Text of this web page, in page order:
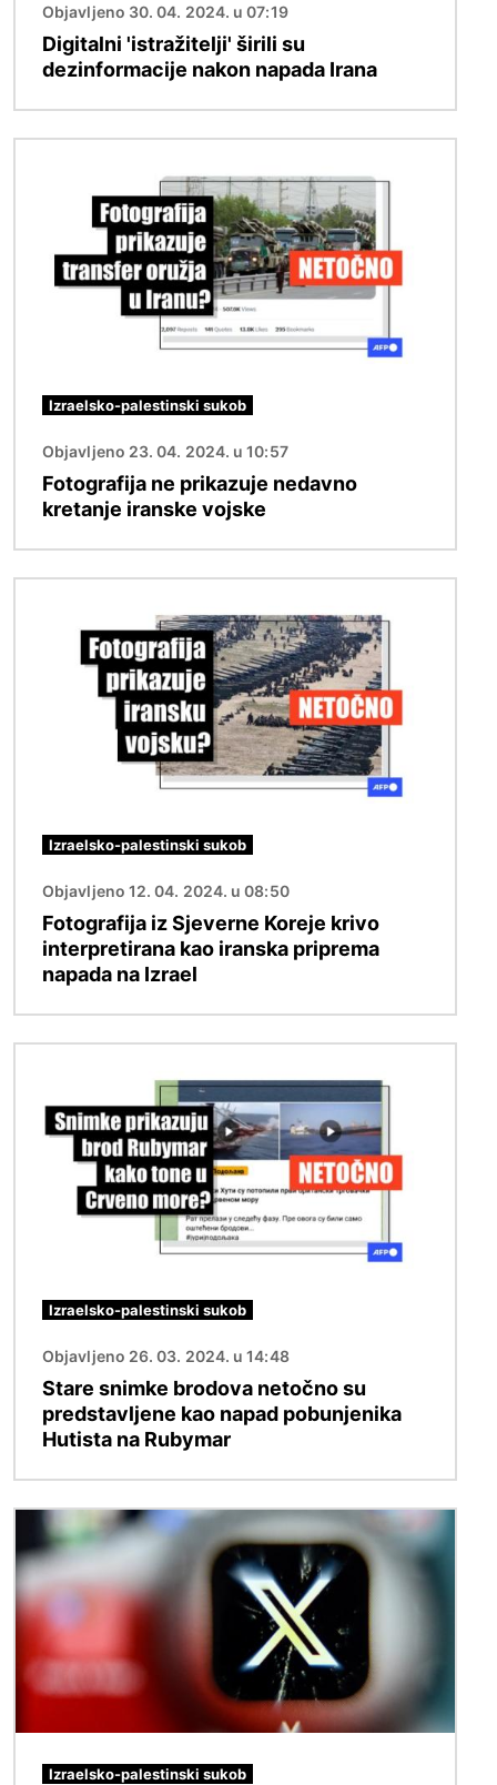
Objavljeno 30. 04. 2024. u 07:19
Digitalni 'istražitelji' širili su
dezinformacije nakon napada Irana
Izraelsko-palestinski sukob
Objavljeno 23. 04. 2024. u 10:57
Fotografija ne prikazuje nedavno
kretanje iranske vojske
Izraelsko-palestinski sukob
Objavljeno 12. 04. 2024. u 08:50
Fotografija iz Sjeverne Koreje krivo
interpretirana kao iranska priprema
napada na Izrael
Izraelsko-palestinski sukob
Objavljeno 26. 03. 2024. u 14:48
Stare snimke brodova netočno su
predstavljene kao napad pobunjenika
Hutista na Rubymar
Izraelsko-palestinski sukob